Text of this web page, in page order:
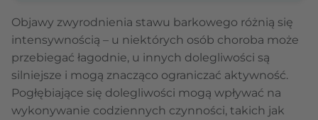
Objawy zwyrodnienia stawu barkowego różnią się
intensywnością – u niektórych osób choroba może
przebiegać łagodnie, u innych dolegliwości są
silniejsze i mogą znacząco ograniczać aktywność.
Pogłębiające się dolegliwości mogą wpływać na
wykonywanie codziennych czynności, takich jak